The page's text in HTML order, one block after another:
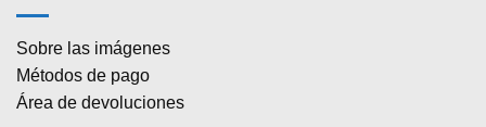
Sobre las imágenes
Métodos de pago
Área de devoluciones